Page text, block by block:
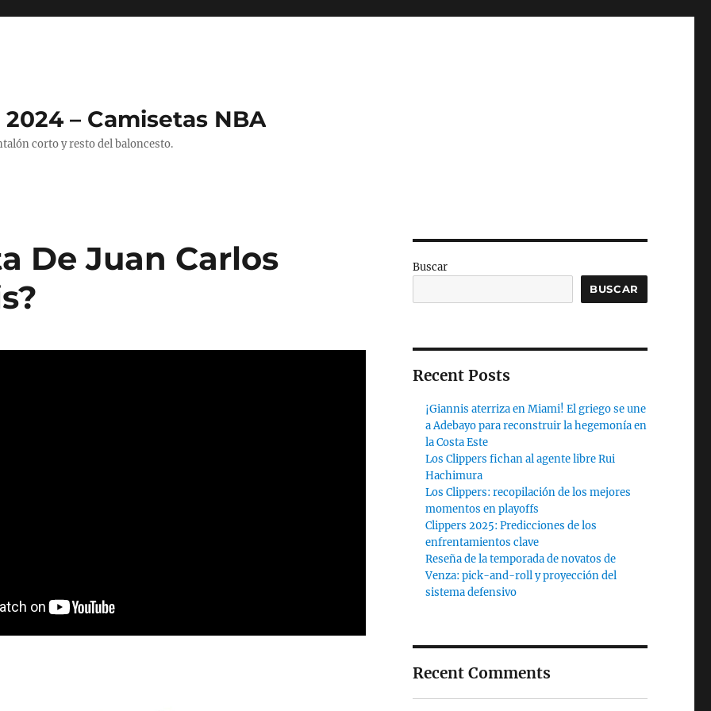
– Camisetas NBA
corto y resto del baloncesto.
De Juan Carlos
Buscar
BUSCAR
Recent Posts
¡Giannis aterriza en Miami! El griego se une
a Adebayo para reconstruir la hegemonía en
la Costa Este
Los Clippers fichan al agente libre Rui
Hachimura
Los Clippers: recopilación de los mejores
momentos en playoffs
Clippers 2025: Predicciones de los
enfrentamientos clave
Reseña de la temporada de novatos de
Venza: pick-and-roll y proyección del
sistema defensivo
Recent Comments